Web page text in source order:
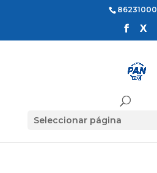
86231000
Seleccionar página